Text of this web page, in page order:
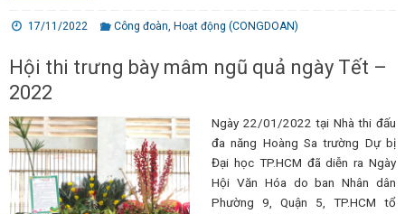
17/11/2022 Công đoàn, Hoạt động (CONGDOAN)
Hội thi trưng bày mâm ngũ quả ngày Tết –
2022
Ngày 22/01/2022 tại Nhà thi đấu
đa năng Hoàng Sa trường Dự bị
Đại học TP.HCM đã diễn ra Ngày
Hội Văn Hóa do ban Nhân dân
Phường 9, Quận 5, TP.HCM tổ